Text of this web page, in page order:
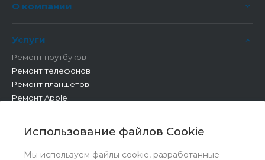
Использование файлов Cookie
Мы используем файлы cookie, разработанные
О компании
Услуги
Ремонт ноутбуков
Ремонт телефонов
Ремонт планшетов
Ремонт Apple